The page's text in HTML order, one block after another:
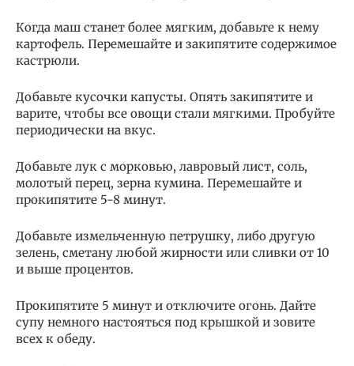
Когда маш станет более мягким, добавьте к нему
картофель. Перемешайте и закипятите содержимое
кастрюли.
Добавьте кусочки капусты. Опять закипятите и
варите, чтобы все овощи стали мягкими. Пробуйте
периодически на вкус.
Добавьте лук с морковью, лавровый лист, соль,
молотый перец, зерна кумина. Перемешайте и
прокипятите 5-8 минут.
Добавьте измельченную петрушку, либо другую
зелень, сметану любой жирности или сливки от 10
и выше процентов.
Прокипятите 5 минут и отключите огонь. Дайте
супу немного настояться под крышкой и зовите
всех к обеду.